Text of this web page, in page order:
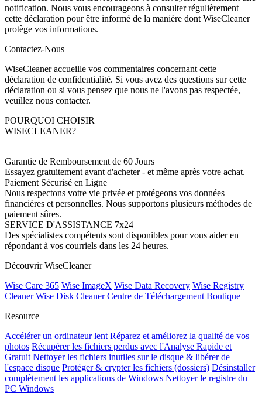
notification. Nous vous encourageons à consulter régulièrement
cette déclaration pour être informé de la manière dont WiseCleaner
protège vos informations.
Contactez-Nous
WiseCleaner accueille vos commentaires concernant cette
déclaration de confidentialité. Si vous avez des questions sur cette
déclaration ou si vous pensez que nous ne l'avons pas respectée,
veuillez nous contacter.
POURQUOI CHOISIR
WISECLEANER?
Garantie de Remboursement de 60 Jours
Essayez gratuitement avant d'acheter - et même après votre achat.
Paiement Sécurisé en Ligne
Nous respectons votre vie privée et protégeons vos données
financières et personnelles. Nous supportons plusieurs méthodes de
paiement sûres.
SERVICE D'ASSISTANCE 7x24
Des spécialistes compétents sont disponibles pour vous aider en
répondant à vos courriels dans les 24 heures.
Découvrir WiseCleaner
Wise Care 365 Wise ImageX Wise Data Recovery Wise Registry
Cleaner Wise Disk Cleaner Centre de Téléchargement Boutique
Resource
Accélérer un ordinateur lent Réparez et améliorez la qualité de vos
photos Récupérer les fichiers perdus avec l'Analyse Rapide et
Gratuit Nettoyer les fichiers inutiles sur le disque & libérer de
l'espace disque Protéger & crypter les fichiers (dossiers) Désinstaller
complètement les applications de Windows Nettoyer le registre du
PC Windows